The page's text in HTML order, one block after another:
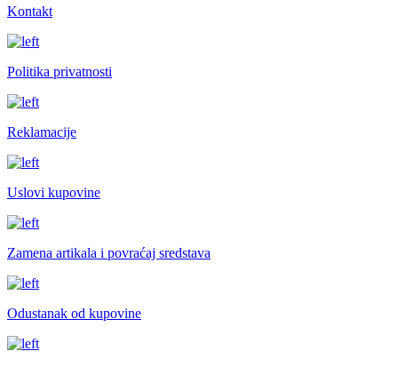
Kontakt
Politika privatnosti
Reklamacije
Uslovi kupovine
Zamena artikala i povraćaj sredstava
Odustanak od kupovine